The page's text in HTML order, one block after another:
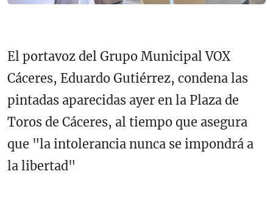
El portavoz del Grupo Municipal VOX
Cáceres, Eduardo Gutiérrez, condena las
pintadas aparecidas ayer en la Plaza de
Toros de Cáceres, al tiempo que asegura
que "la intolerancia nunca se impondrá a
la libertad"